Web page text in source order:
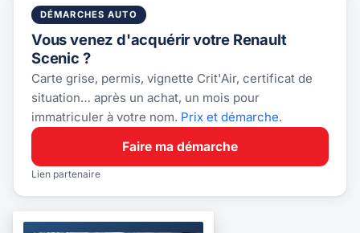
DÉMARCHES AUTO
Vous venez d'acquérir votre Renault
Scenic ?
Carte grise, permis, vignette Crit'Air, certificat de
situation… après un achat, un mois pour
immatriculer à votre nom. Prix et démarche.
Faire ma démarche
Lien partenaire